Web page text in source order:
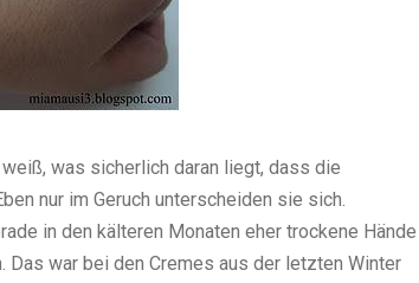
was sicherlich daran liegt, dass die
nur im Geruch unterscheiden sie sich.
in den kälteren Monaten eher trockene Hände
Das war bei den Cremes aus der letzten Winter